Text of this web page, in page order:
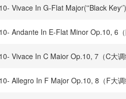
Vivace In G-Flat Major(''Black
Andante In E-Flat Minor Op.10, 6（
Vivace In C Maior Op.10, 7（C大调
Allegro In F Major Op.10, 8（F大调